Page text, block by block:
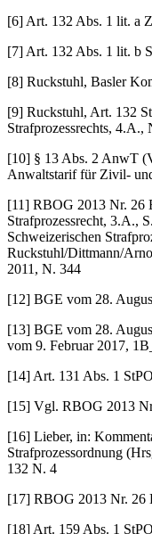
[6] Art. 132 Abs. 1 lit. a
[7] Art. 132 Abs. 1 lit. b
[8] Ruckstuhl, Basler
[9] Ruckstuhl, Art. 132
Strafprozessrechts, 4.A.,
[10] § 13 Abs. 2 AnwT
Anwaltstarif für Zivil-
[11] RBOG 2013 Nr. 26
Strafprozessrecht, 3.A.,
Schweizerischen
Ruckstuhl/Dittmann/
2011, N. 344
[12] BGE vom 28.
[13] BGE vom 28.
vom 9. Februar 2017,
[14] Art. 131 Abs. 1 StPO
[15] Vgl. RBOG 2013
[16] Lieber, in:
Strafprozessordnung
132 N. 4
[17] RBOG 2013 Nr. 26
[18] Art. 159 Abs. 1